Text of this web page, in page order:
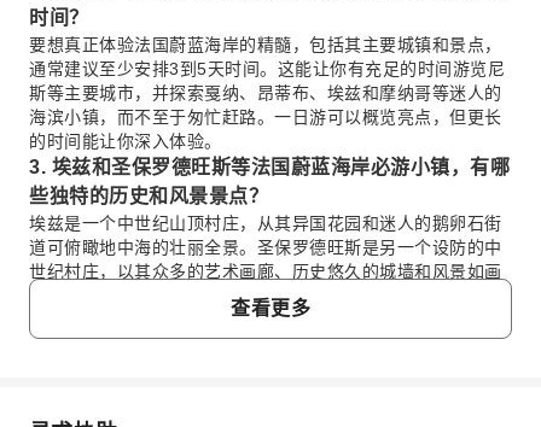
时间？
要想真正体验法国蔚蓝海岸的精髓，包括其主要城镇和景点，
通常建议至少安排3到5天时间。这能让你有充足的时间游览尼
斯等主要城市，并探索戛纳、昂蒂布、埃兹和摩纳哥等迷人的
海滨小镇，而不至于匆忙赶路。一日游可以概览亮点，但更长
的时间能让你深入体验。
3. 埃兹和圣保罗德旺斯等法国蔚蓝海岸必游小镇，有哪
些独特的历史和风景景点？
埃兹是一个中世纪山顶村庄，从其异国花园和迷人的鹅卵石街
道可俯瞰地中海的壮丽全景。圣保罗德旺斯是另一个设防的中
世纪村庄，以其众多的艺术画廊、历史悠久的城墙和风景如画
的广场而闻名，能带你踏上一段独特的时光之旅。两者都提供
非凡的历史氛围和绝美的风景。
4. 从尼斯出发，一日游法国蔚蓝海岸，有哪些推荐目的
查看更多